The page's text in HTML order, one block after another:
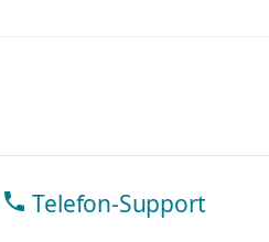
Telefon-Support